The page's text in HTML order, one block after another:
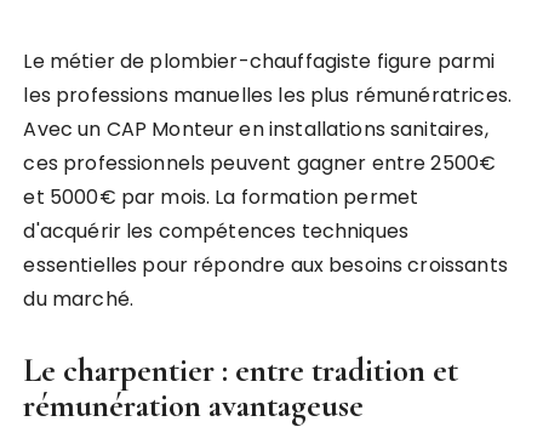
Le métier de plombier-chauffagiste figure parmi
les professions manuelles les plus rémunératrices.
Avec un CAP Monteur en installations sanitaires,
ces professionnels peuvent gagner entre 2500€
et 5000€ par mois. La formation permet
d'acquérir les compétences techniques
essentielles pour répondre aux besoins croissants
du marché.
Le charpentier : entre tradition et
rémunération avantageuse